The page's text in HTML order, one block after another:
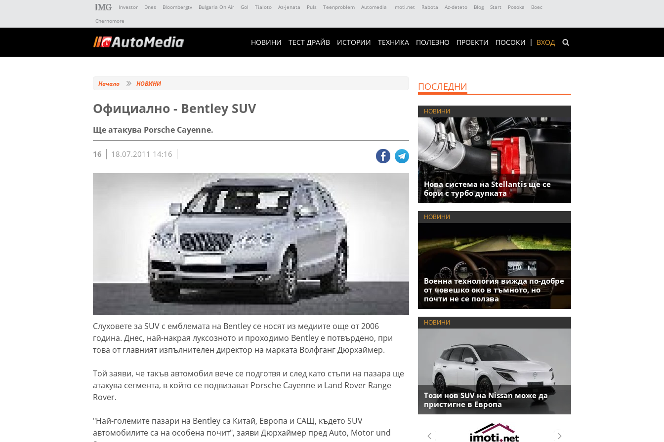
Investor Dnes Bloombergtv Bulgaria On Air Gol Tialoto Az-jenata Puls Teenproblem Automedia Imoti.net Rabota Az-deteto Blog Start Posoka
Boec
Chernomore
ВХОД
НОВИНИ ТЕСТ ДРАЙВ ИСТОРИИ ТЕХНИКА ПОЛЕЗНО ПРОЕКТИ ПОСОКИ
Начало НОВИНИ
Официално - Bentley SUV
Ще атакува Porsche Cayenne.
16 18.07.2011 14:16
Слуховете за SUV с емблемата на Bentley се носят из медиите още от 2006
година. Днес, най-накрая луксозното и проходимо Bentley е потвърдено, при
това от главният изпълнителен директор на марката Волфганг Дюрхаймер.
Той заяви, че такъв автомобил вече се подготвя и след като стъпи на пазара ще
атакува сегмента, в който се подвизават Porsche Cayenne и Land Rover Range
Rover.
"Най-големите пазари на Bentley са Китай, Европа и САЩ, където SUV
автомобилите са на особена почит", заяви Дюрхаймер пред Auto, Motor und
ПОСЛЕДНИ
НОВИНИ
Нова система на Stellantis ще се
бори с турбо дупката
НОВИНИ
Военна технология вижда по-добре
от човешко око в тъмното, но
почти не се ползва
НОВИНИ
Този нов SUV на Nissan може да
пристигне в Европа